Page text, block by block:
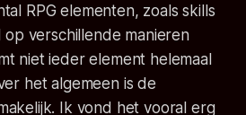
RPG elementen, zoals skills
verschillende manieren
niet ieder element helemaal
het algemeen is de
Ik vond het vooral erg